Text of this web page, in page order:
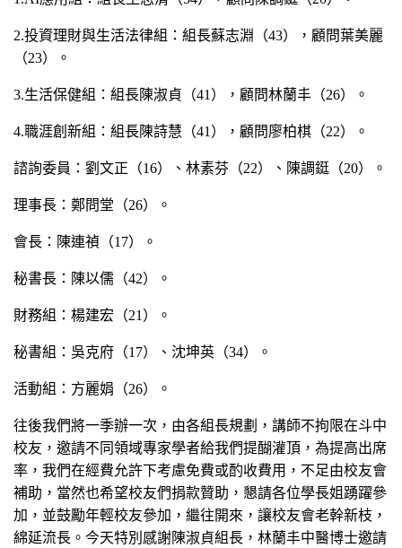
2.投資理財與生活法律組：組長蘇志淵（43），顧問葉美麗
（23）。
3.生活保健組：組長陳淑貞（41），顧問林蘭丰（26）。
4.職涯創新組：組長陳詩慧（41），顧問廖柏棋（22）。
諮詢委員：劉文正（16）、林素芬（22）、陳調鋌（20）。
理事長：鄭問堂（26）。
會長：陳連禎（17）。
秘書長：陳以儒（42）。
財務組：楊建宏（21）。
秘書組：吳克府（17）、沈坤英（34）。
活動組：方麗娟（26）。
往後我們將一季辦一次，由各組長規劃，講師不拘限在斗中
校友，邀請不同領域專家學者給我們提醐灌頂，為提高出席
率，我們在經費允許下考慮免費或酌收費用，不足由校友會
補助，當然也希望校友們捐款贊助，懇請各位學長姐踴躍參
加，並鼓勵年輕校友參加，繼往開來，讓校友會老幹新枝，
綿延流長。今天特別感謝陳淑貞組長，林蘭丰中醫博士邀請